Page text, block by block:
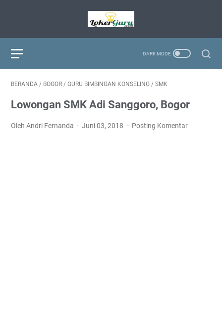
BERANDA / BOGOR / GURU BIMBINGAN KONSELING / SMK
Lowongan SMK Adi Sanggoro, Bogor
Oleh Andri Fernanda Juni 03, 2018 Posting Komentar